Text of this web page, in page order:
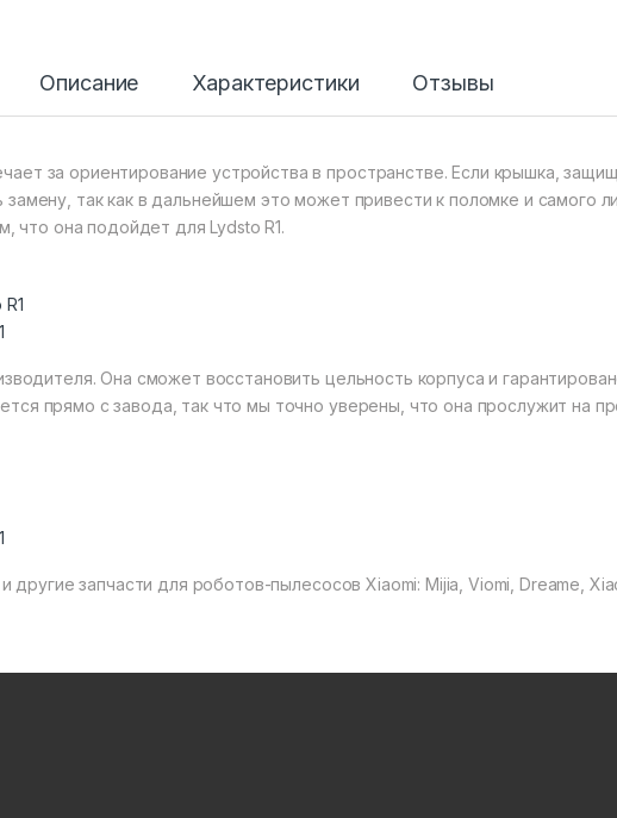
Описание Характеристики Отзывы
за ориентирование устройства в пространстве. Если крышка,
так как в дальнейшем это может привести к поломке и самого
что она подойдет для Lydsto R1.
Она сможет восстановить цельность корпуса и
прямо с завода, так что мы точно уверены, что она прослужит на
другие запчасти для роботов-пылесосов Xiaomi: Mijia, Viomi, Dreame,